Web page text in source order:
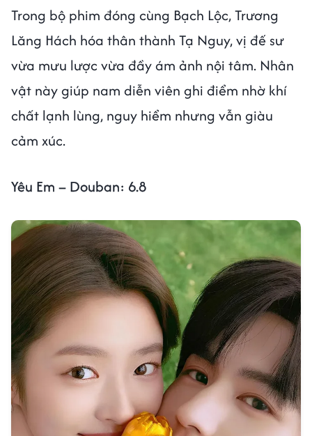
Trong bộ phim đóng cùng Bạch Lộc, Trương
Lăng Hách hóa thân thành Tạ Nguy, vị đế sư
vừa mưu lược vừa đầy ám ảnh nội tâm. Nhân
vật này giúp nam diễn viên ghi điểm nhờ khí
chất lạnh lùng, nguy hiểm nhưng vẫn giàu
cảm xúc.
Yêu Em – Douban: 6.8